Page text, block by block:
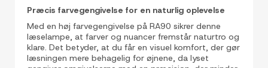
Præcis farvegengivelse for en naturlig oplevelse
Med en høj farvegengivelse på RA90 sikrer denne
læselampe, at farver og nuancer fremstår naturtro og
klare. Det betyder, at du får en visuel komfort, der gør
læsningen mere behagelig for øjnene, da lyset